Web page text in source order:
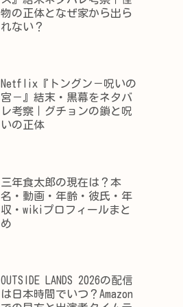
物の正体となぜ家から出ら
れない？
Netflix『トングン－呪いの
宮－』結末・黒幕をネタバ
レ考察｜グチョンの鎖と呪
いの正体
三年食太郎の現在は？本
名・動画・年齢・彼氏・年
収・wikiプロフィールまと
め
OUTSIDE LANDS 2026の配信
は日本時間でいつ？Amazon